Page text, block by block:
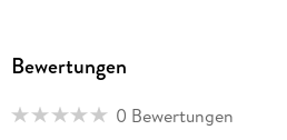
Bewertungen
0 Bewertungen